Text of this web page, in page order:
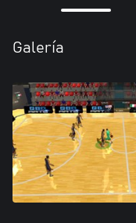
Galería